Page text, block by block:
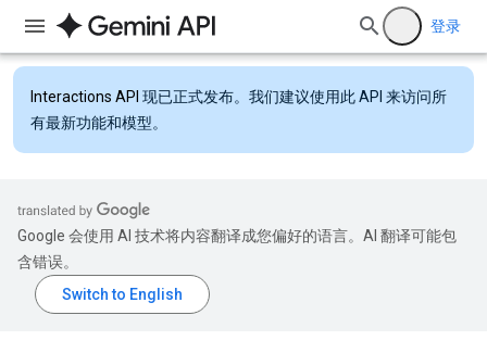
登录
Interactions API 现已正式发布。我们建议使用此 API 来访问所
有最新功能和模型。
Google 会使用 AI 技术将内容翻译成您偏好的语言。AI 翻译可能包
含错误。